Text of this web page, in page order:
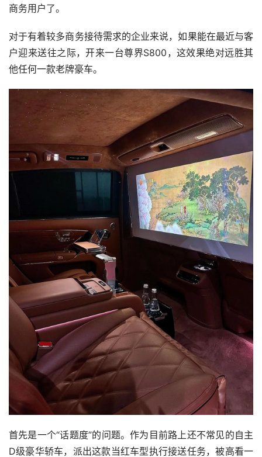
商务用户了。
对于有着较多商务接待需求的企业来说，如果能在最近与客
户迎来送往之际，开来一台尊界S800，这效果绝对远胜其
他任何一款老牌豪车。
首先是一个“话题度”的问题。作为目前路上还不常见的自主
D级豪华轿车，派出这款当红车型执行接送任务，被高看一